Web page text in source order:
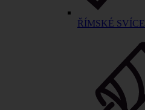
ŘÍMSKÉ SVÍCE